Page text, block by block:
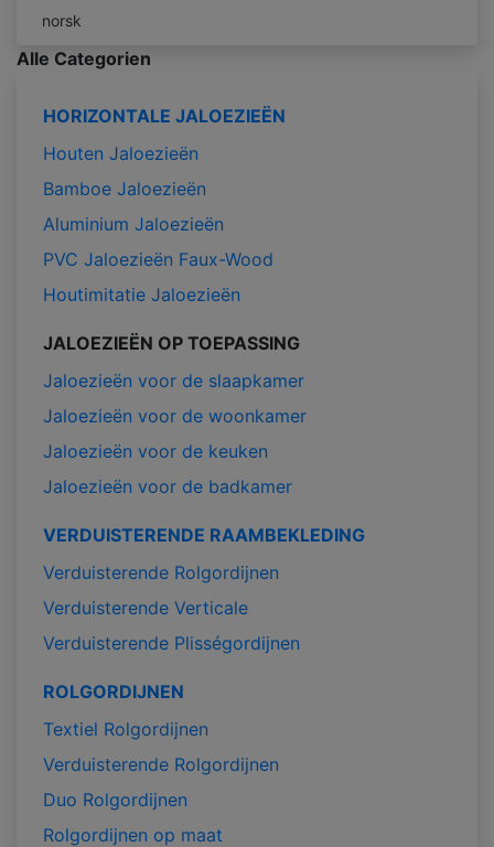
norsk
Alle Categorien
HORIZONTALE JALOEZIEËN
Houten Jaloezieën
Bamboe Jaloezieën
Aluminium Jaloezieën
PVC Jaloezieën Faux-Wood
Houtimitatie Jaloezieën
JALOEZIEËN OP TOEPASSING
Jaloezieën voor de slaapkamer
Jaloezieën voor de woonkamer
Jaloezieën voor de keuken
Jaloezieën voor de badkamer
VERDUISTERENDE RAAMBEKLEDING
Verduisterende Rolgordijnen
Verduisterende Verticale
Verduisterende Plisségordijnen
ROLGORDIJNEN
Textiel Rolgordijnen
Verduisterende Rolgordijnen
Duo Rolgordijnen
Rolgordijnen op maat